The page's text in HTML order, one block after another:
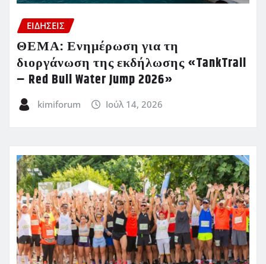
ΕΙΔΗΣΕΙΣ
ΘΕΜΑ: Ενημέρωση για τη
διοργάνωση της εκδήλωσης «TankTrail
– Red Bull Water Jump 2026»
kimiforum Ιούλ 14, 2026